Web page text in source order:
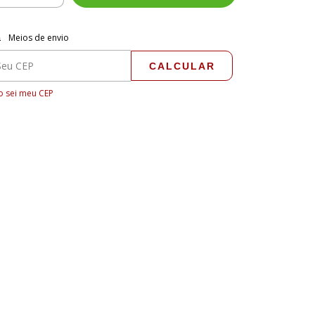
para o CEP:
Meios de envio
CALCULAR
sei meu CEP